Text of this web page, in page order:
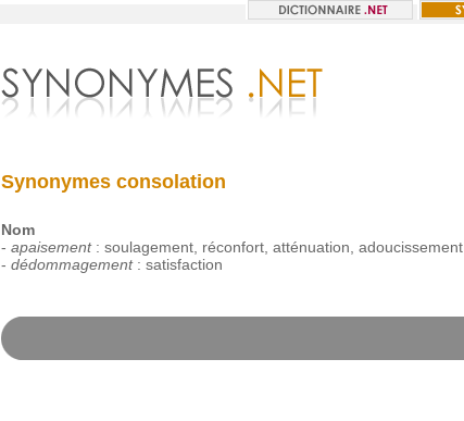
Synonymes consolation
Nom
- apaisement: soulagement, réconfort, atténuation adoucissement
- dédommagement: satisfaction